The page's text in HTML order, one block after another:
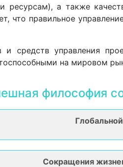
а также
что правильное
средств управления
на мировом
философия
Сокращения